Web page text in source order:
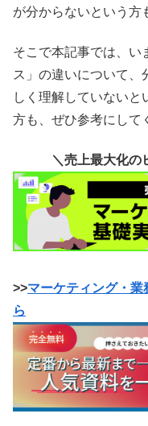
が分からないという方
そこで本記事では、い
ス」の違いについて、
しく理解していない
方も、ぜひ参考にして
＼売上最大化の
>>マーケティング・
ら